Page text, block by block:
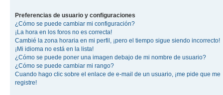
Preferencias de usuario y configuraciones
¿Cómo se puede cambiar mi configuración?
¡La hora en los foros no es correcta!
Cambié la zona horaria en mi perfil, ¡pero el tiempo sigue siendo incorrecto!
¡Mi idioma no está en la lista!
¿Cómo se puede poner una imagen debajo de mi nombre de usuario?
¿Cómo se puede cambiar mi rango?
Cuando hago clic sobre el enlace de e-mail de un usuario, ¡me pide que me
registre!